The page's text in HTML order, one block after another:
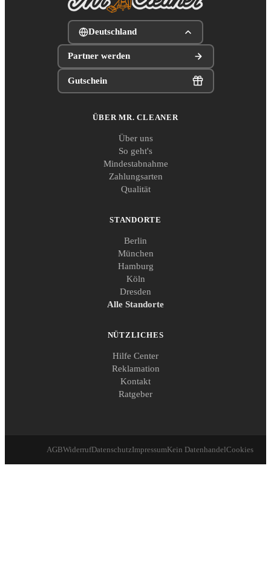
Deutschland
Partner werden
Gutschein
ÜBER MR. CLEANER
Über uns
So geht's
Mindestabnahme
Zahlungsarten
Qualität
STANDORTE
Berlin
München
Hamburg
Köln
Dresden
Alle Standorte
NÜTZLICHES
Hilfe Center
Reklamation
Kontakt
Ratgeber
AGBWiderrufDatenschutzImpressumKein DatenhandelCookies